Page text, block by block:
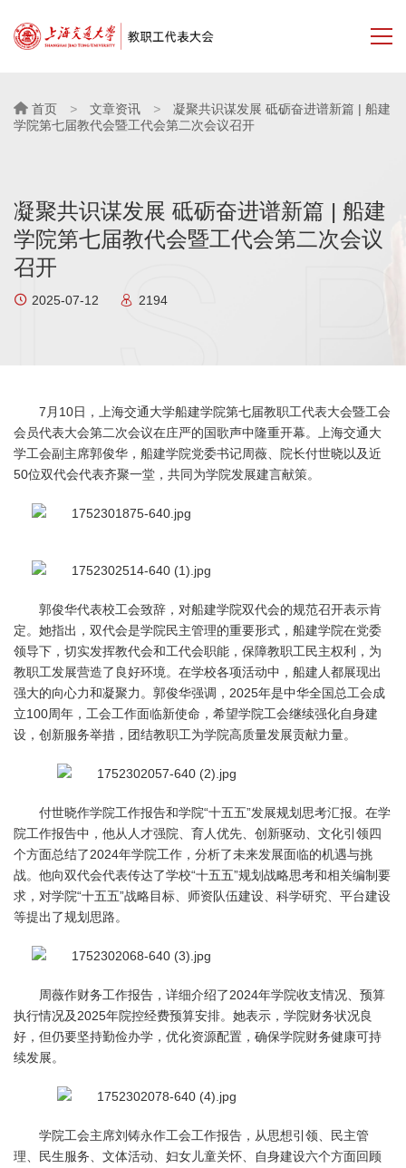
首页 > 文章资讯 >
凝聚共识谋发展 砥砺奋进谱新篇 | 船建
学院第七届教代会暨工代会第二次会议召开
凝聚共识谋发展 砥砺奋进谱新篇 | 船建
学院第七届教代会暨工代会第二次会议
召开
2025-07-12 2194
7月10日，上海交通大学船建学院第七届教职工代表大会暨工会
会员代表大会第二次会议在庄严的国歌声中隆重开幕。上海交通大
学工会副主席郭俊华，船建学院党委书记周薇、院长付世晓以及近
50位双代会代表齐聚一堂，共同为学院发展建言献策。
郭俊华代表校工会致辞，对船建学院双代会的规范召开表示肯
定。她指出，双代会是学院民主管理的重要形式，船建学院在党委
领导下，切实发挥教代会和工代会职能，保障教职工民主权利，为
教职工发展营造了良好环境。在学校各项活动中，船建人都展现出
强大的向心力和凝聚力。郭俊华强调，2025年是中华全国总工会成
立100周年，工会工作面临新使命，希望学院工会继续强化自身建
设，创新服务举措，团结教职工为学院高质量发展贡献力量。
付世晓作学院工作报告和学院“十五五”发展规划思考汇报。在学
院工作报告中，他从人才强院、育人优先、创新驱动、文化引领四
个方面总结了2024年学院工作，分析了未来发展面临的机遇与挑
战。他向双代会代表传达了学校“十五五”规划战略思考和相关编制要
求，对学院“十五五”战略目标、师资队伍建设、科学研究、平台建设
等提出了规划思路。
周薇作财务工作报告，详细介绍了2024年学院收支情况、预算
执行情况及2025年院控经费预算安排。她表示，学院财务状况良
好，但仍要坚持勤俭办学，优化资源配置，确保学院财务健康可持
续发展。
学院工会主席刘铸永作工会工作报告，从思想引领、民主管
理、民生服务、文体活动、妇女儿童关怀、自身建设六个方面回顾